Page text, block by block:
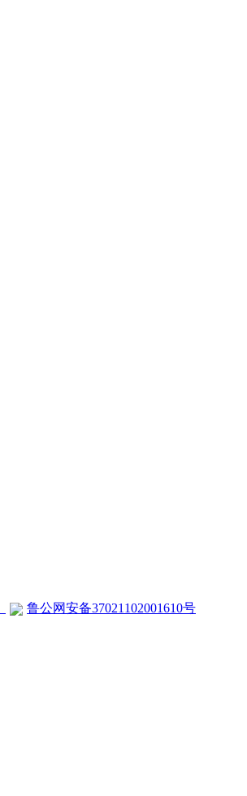
鲁公网安备37021102001610号